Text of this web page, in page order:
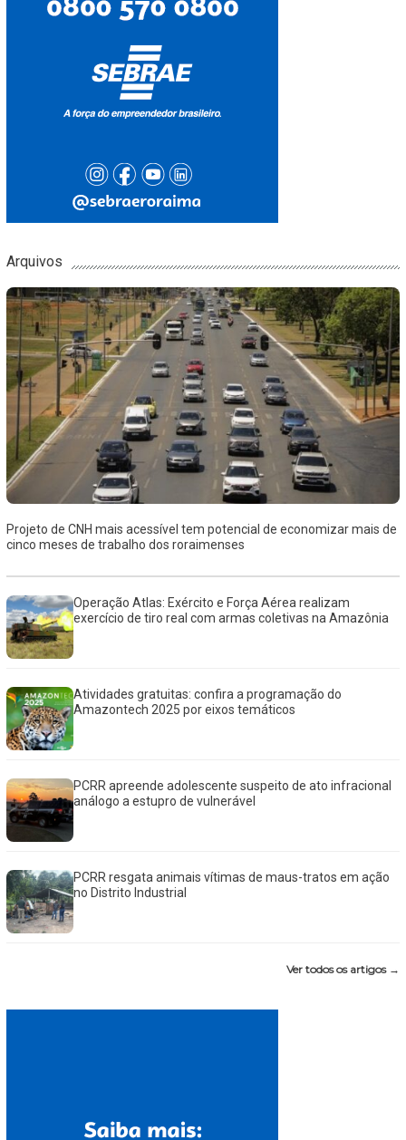
Arquivos
Projeto de CNH mais acessível tem potencial de economizar mais de
cinco meses de trabalho dos roraimenses
Operação Atlas: Exército e Força Aérea realizam
exercício de tiro real com armas coletivas na Amazônia
Atividades gratuitas: confira a programação do
Amazontech 2025 por eixos temáticos
PCRR apreende adolescente suspeito de ato infracional
análogo a estupro de vulnerável
PCRR resgata animais vítimas de maus-tratos em ação
no Distrito Industrial
Ver todos os artigos →